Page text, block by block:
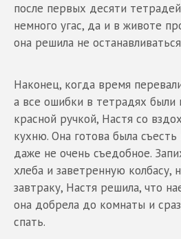
после первых десяти
немного угас, да и в животе
она решила не
Наконец, когда время
а все ошибки в тетрадях были
красной ручкой, Настя со
кухню. Она готова была съесть
даже не очень съедобное.
хлеба и заветренную колбасу,
завтраку, Настя решила, что
она добрела до комнаты и
спать.